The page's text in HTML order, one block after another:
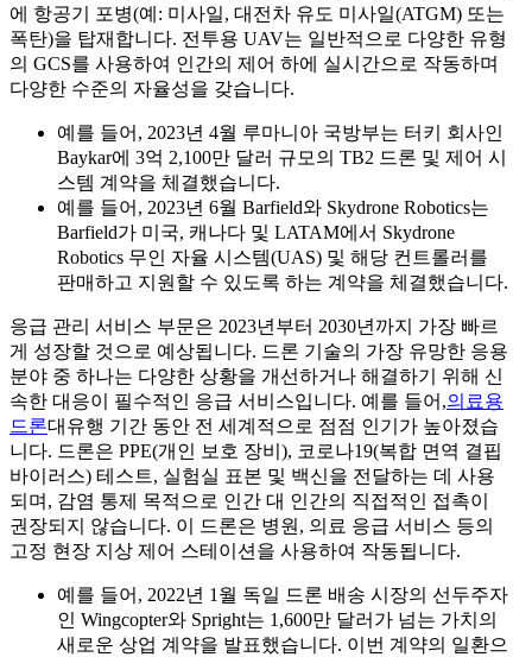
에 항공기 포병(예: 미사일, 대전차 유도 미사일(ATGM) 또는
폭탄)을 탑재합니다. 전투용 UAV는 일반적으로 다양한 유형
의 GCS를 사용하여 인간의 제어 하에 실시간으로 작동하며
다양한 수준의 자율성을 갖습니다.
예를 들어, 2023년 4월 루마니아 국방부는 터키 회사인
Baykar에 3억 2,100만 달러 규모의 TB2 드론 및 제어 시
스템 계약을 체결했습니다.
예를 들어, 2023년 6월 Barfield와 Skydrone Robotics는
Barfield가 미국, 캐나다 및 LATAM에서 Skydrone
Robotics 무인 자율 시스템(UAS) 및 해당 컨트롤러를
판매하고 지원할 수 있도록 하는 계약을 체결했습니다.
응급 관리 서비스 부문은 2023년부터 2030년까지 가장 빠르
게 성장할 것으로 예상됩니다. 드론 기술의 가장 유망한 응용
분야 중 하나는 다양한 상황을 개선하거나 해결하기 위해 신
속한 대응이 필수적인 응급 서비스입니다. 예를 들어,의료용
드론대유행 기간 동안 전 세계적으로 점점 인기가 높아졌습
니다. 드론은 PPE(개인 보호 장비), 코로나19(복합 면역 결핍
바이러스) 테스트, 실험실 표본 및 백신을 전달하는 데 사용
되며, 감염 통제 목적으로 인간 대 인간의 직접적인 접촉이
권장되지 않습니다. 이 드론은 병원, 의료 응급 서비스 등의
고정 현장 지상 제어 스테이션을 사용하여 작동됩니다.
예를 들어, 2022년 1월 독일 드론 배송 시장의 선두주자
인 Wingcopter와 Spright는 1,600만 달러가 넘는 가치의
새로운 상업 계약을 발표했습니다. 이번 계약의 일환으